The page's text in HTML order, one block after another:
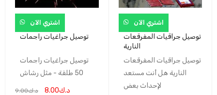
اشتري الآن
توصيل جراغيات راجمات
توصيل جراغيات راجمات
50 طلقة - مثل رشاش
د.ك9.00 د.ك8.00
اشتري الآن
توصيل جراقيات المفرقعات
النارية
توصيل جراقيات المفرقعات
النارية هل أنت مستعد
لإحداث بعض